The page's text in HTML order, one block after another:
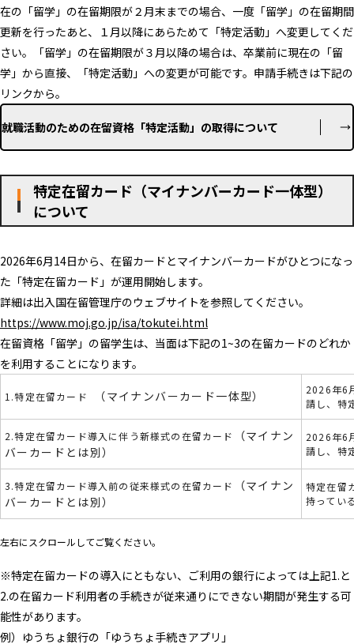
在の「留学」の在留期限が２月末までの場合、一度「留学」の在留期間
更新を行ったあと、１月以降にあらためて「特定活動」へ変更してくだ
さい。「留学」の在留期限が３月以降の場合は、卒業前に現在の「留
学」から直接、「特定活動」への変更が可能です。申請手続きは下記の
リンクから。
就職活動のための在留資格「特定活動」の取得について
特定在留カード（マイナンバーカード一体型）
について
2026年6月14日から、在留カードとマイナンバーカードがひとつになっ
た「特定在留カード」が運用開始します。
詳細は出入国在留管理庁のウェブサイトを参照してください。
https://www.moj.go.jp/isa/tokutei.html
在留資格「留学」の留学生は、当面は下記の1~3の在留カードのどれか
を利用することになります。
1.特定在留カード （マイナンバーカード一体型）
2026年6
請し、特
2.特定在留カード導入に伴う新様式の在留カード
（マイナン
バーカードとは別）
2026年6
請し、特
3.特定在留カード導入前の従来様式の在留カード
（マイナン
バーカードとは別）
特定在留
持ってい
左右にスクロールしてご覧ください。
※特定在留カードの導入にともない、ご利用の銀行によっては上記1.と
2.の在留カード利用者の手続きが従来通りにできない期間が発生する可
能性があります。
例）ゆうちょ銀行の「ゆうちょ手続きアプリ」